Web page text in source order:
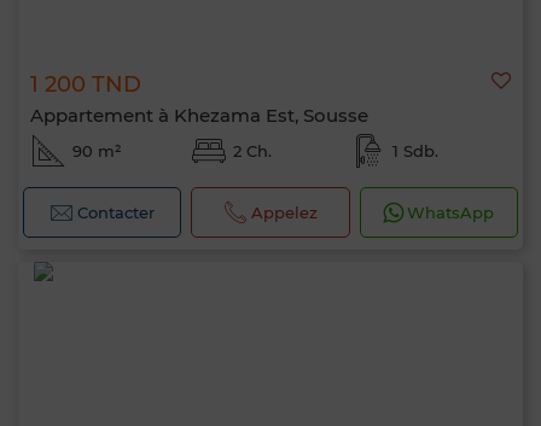
1 200 TND
Appartement à Khezama Est, Sousse
90 m² 2 Ch. 1 Sdb.
Contacter Appelez WhatsApp